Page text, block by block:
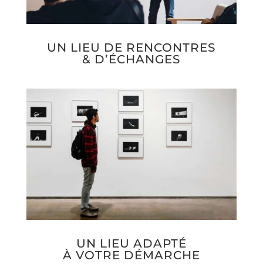
UN LIEU DE RENCONTRES
& D’ÉCHANGES
UN LIEU ADAPTÉ
À VOTRE DÉMARCHE